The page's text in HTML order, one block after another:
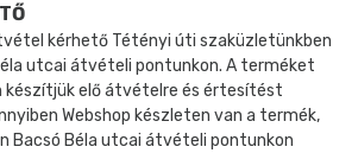
kérhető Tétényi úti szaküzletünkben
utcai átvételi pontunkon. A terméket
készítjük elő átvételre és értesítést
Webshop készleten van a termék,
Bacsó Béla utcai átvételi pontunkon